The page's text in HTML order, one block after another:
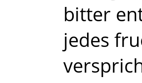
bitter
jedes